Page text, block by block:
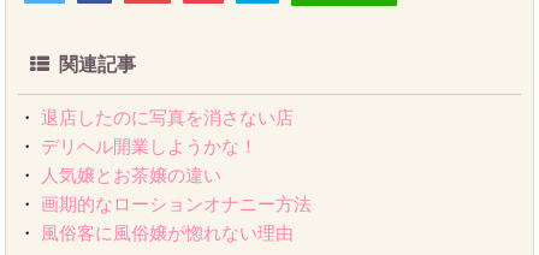
関連記事
・ 退店したのに写真を消さない店
・
デリヘル開業しようかな！
・
人気嬢とお茶嬢の違い
・
画期的なローションオナニー方法
・
風俗客に風俗嬢が惚れない理由